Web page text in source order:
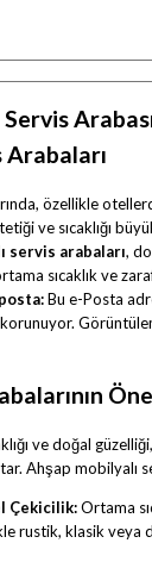
özellikle
ve sıcaklığı
servis arabaları,
sıcaklık ve
Bu e-Posta
ve doğal
Ahşap mobilyalı
Çekicilik:Ortama
rustik, klasik veya